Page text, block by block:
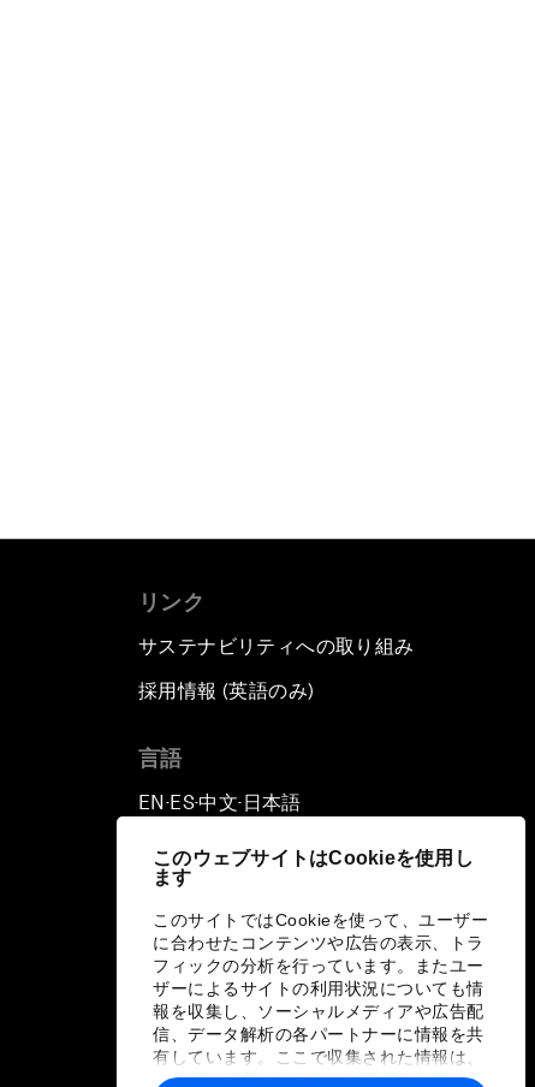
このウェブサイトはCookieを使用し
ます
このサイトではCookieを使って、ユーザー
に合わせたコンテンツや広告の表示、トラ
フィックの分析を行っています。またユー
ザーによるサイトの利用状況についても情
報を収集し、ソーシャルメディアや広告配
信、データ解析の各パートナーに情報を共
有しています。ここで収集された情報は、
ユーザーが各パートナーに提供した他の情
リンク
サステナビリティへの取り組み
採用情報 (英語のみ)
言語
EN ▪ ES▪中文▪ 日本語